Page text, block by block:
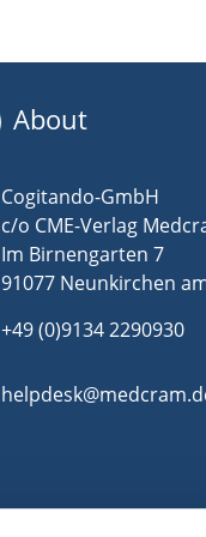
About
Cogitando-GmbH
c/o CME-Verlag
Im Birnengarten 7
91077 Neunkirchen
+49 (0)9134 2290930